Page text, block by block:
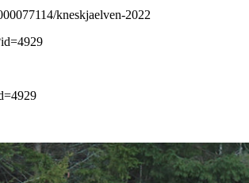
kneskjaelven-2022